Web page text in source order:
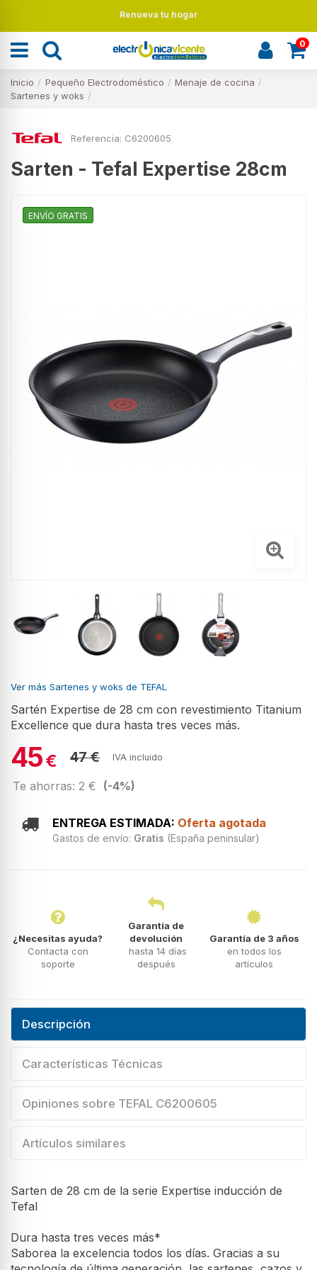
Renueva tu hogar
0
Inicio Pequeño Electrodoméstico
Menaje de cocina
Sartenes y woks
Referencia: C6200605
Sarten - Tefal Expertise 28cm
ENVÍO GRATIS
Ver más Sartenes y woks de TEFAL
Sartén Expertise de 28 cm con revestimiento Titanium
Excellence que dura hasta tres veces más.
45€ 47 € IVA incluido
Te ahorras: 2 € (-4%)
ENTREGA ESTIMADA: Oferta agotada
Gastos de envío: Gratis (España peninsular)
¿Necesitas ayuda?
Contacta con
soporte
Garantía de
devolución
hasta 14 días
después
Garantía de 3 años
en todos los
artículos
Descripción
Características Técnicas
Opiniones sobre TEFAL C6200605
Artículos similares
Sarten de 28 cm de la serie Expertise inducción de
Tefal
Dura hasta tres veces más*
Saborea la excelencia todos los días. Gracias a su